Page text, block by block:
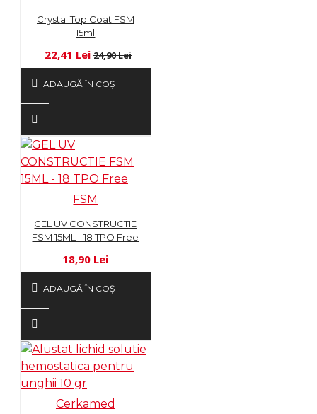
Crystal Top Coat FSM
15ml
22,41 Lei 24,90 Lei
ADAUGĂ ÎN COŞ
FSM
GEL UV CONSTRUCTIE
FSM 15ML - 18 TPO Free
18,90 Lei
ADAUGĂ ÎN COŞ
Cerkamed